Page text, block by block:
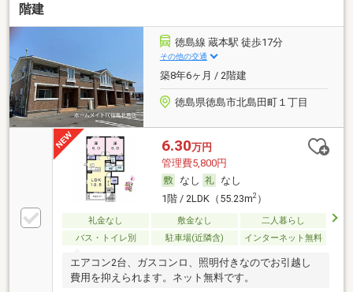
階建
徳島線 蔵本駅 徒歩17分
その他の交通
築8年6ヶ月 / 2階建
徳島県徳島市北島田町１丁目
6.30万円
管理費5,800円
なし
なし
1階 / 2LDK（55.23m2）
礼金なし 敷金なし
二人暮らし
バス・トイレ別
駐車場(近隣含) インターネット無料
エアコン2台、ガスコンロ、照明付きなのでお引越し
費用を抑えられます。ネット無料です。